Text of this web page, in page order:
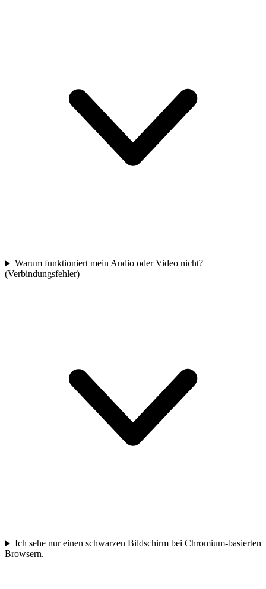
Warum funktioniert mein Audio oder Video nicht?
(Verbindungsfehler)
Ich sehe nur einen schwarzen Bildschirm bei Chromium-basierten
Browsern.